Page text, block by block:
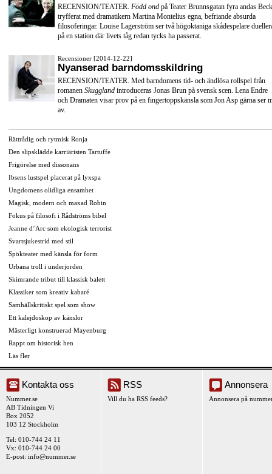
RECENSION/TEATER. Född ond på Teater Brunnsgatan fyra andas
tryfferat med dramatikern Martina Montelius egna, befriande absurda
filosoferingar. Louise Lagerström ser två högoktaniga skådespelare
på en station där livets tåg redan tycks ha passerat.
Recensioner [2014-12-22]
Nyanserad barndomsskildring
RECENSION/TEATER. Med barndomens tid- och ändlösa rollspel från
romanen Skuggland introduceras Jonas Brun på svensk scen. Lena Endre
och Dramaten visar prov på en fingertoppskänsla som Jon Asp gärna ser
av.
Rättrådig och rytmisk Ronja
Den slipsklädde karriäristen Tartuffe
Frigörelse med dissonans
Ibsens lustspel placerat på lyxspa
Ungdomens olidliga ensamhet
Magisk, modern och maxad Robin
Fokus på filosofi i Rådströms bibel
Jeanne d’Arc som ekologisk terrorist
Svartsjukestrid med stil
Spökteater med känsla för form
Urbana troll i underjorden
Skimrande tribut till klassisk balett
Klassiker som kreativ kabaré
Samhällskritiskt spel som show
Ett kalejdoskop av känslor
Mästerligt konstruerad Mayenburg
Rappt om historisk hen
Läs fler
Kontakta oss
Nummer.se
AB Tidningen Vi
Box 2052
103 12 Stockholm
Tel: 010-744 24 11
Vx: 010-744 24 00
E-post: info@nummer.se
RSS
Vill du ha RSS feeds?
Annonsera
Annonsera på